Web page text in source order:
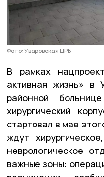
Фото: Уваровская ЦРБ
В рамках
активная жизнь» в
районной
хирургический
стартовал в мае
ждут
неврологическое
важные зоны: